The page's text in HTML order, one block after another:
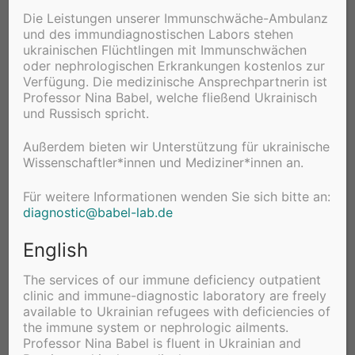
liefert vielfältige Hinweise
Durch die Sequenzierung des Immunoms, bei dem
dieses in seine genetischen Bestandteile zerlegt
wird, erhalten die Forscher einen Einblick in diese
Mischung. Grundlage hierfür ist das sogenannte
generation sequencing“ – ein weiterentwickeltes
Verfahren mit dem die Sequenzierung deutlich
schneller und kostengünstiger erfolgen kann als
bisher. „Neben den durchgemachten und
Zusammensetzung des Immunoms auch Hinweise
Behandlung oder ein Medikament reagieren wird
oder wie groß die Wahrscheinlichkeit ist, dass ein
Spenderorgan abgestoßen wird“, so der Laborleiter
Dr. Stervbo. Die Wissenschaftler erhoffen sich in
Die Leistungen unserer Immunschwäche-Ambulanz
und des immundiagnostischen Labors stehen
ukrainischen Flüchtlingen mit Immunschwächen
oder nephrologischen Erkrankungen kostenlos zur
Verfügung. Die medizinische Ansprechpartnerin ist
Professor Nina Babel, welche fließend Ukrainisch
und Russisch spricht.
Außerdem bieten wir Unterstützung für ukrainische
Wissenschaftler*innen und Mediziner*innen an.
Für weitere Informationen wenden Sie sich bitte an:
diagnostic@babel-lab.de
English
The services of our immune deficiency outpatient
clinic and immune-diagnostic laboratory are freely
available to Ukrainian refugees with deficiencies of
the immune system or nephrologic ailments.
Professor Nina Babel is fluent in Ukrainian and